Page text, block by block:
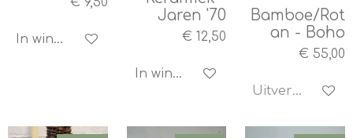
In winkelwagen
Jaren '70
€ 12,50
In winkelwagen
Bamboe/Rot
an - Boho
€ 55,00
Uitverkocht